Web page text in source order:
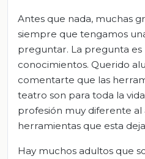
Antes que nada, muchas
siempre que tengamos
preguntar. La pregunta es
conocimientos. Querido
comentarte que las
teatro son para toda la
profesión muy diferente al
herramientas que esta
Hay muchos adultos que